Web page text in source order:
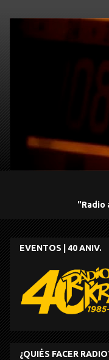
"Radio
EVENTOS | 40 ANIV.
¿QUIÉS FACER